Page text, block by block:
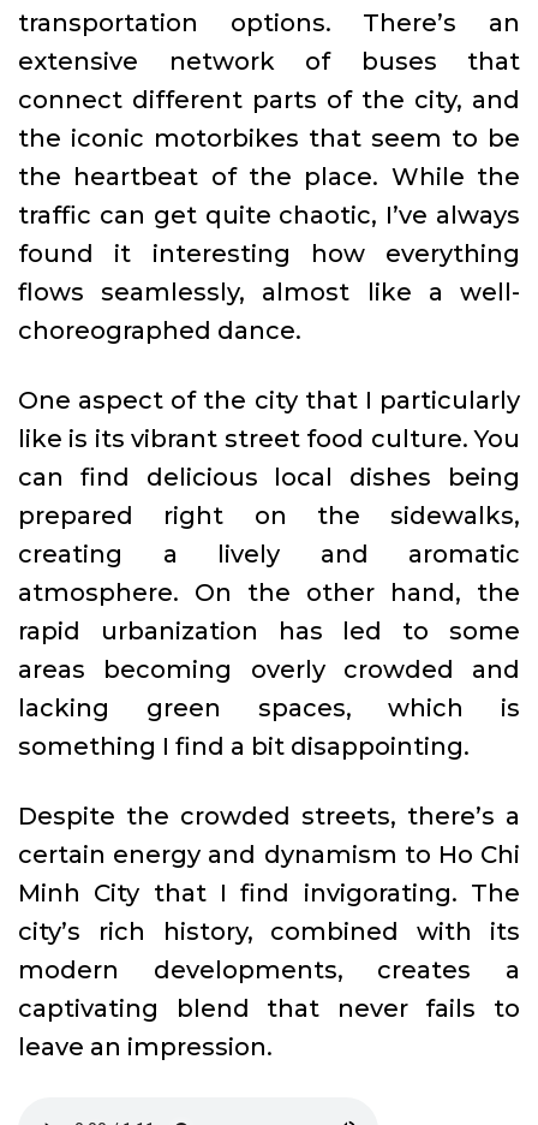
transportation options. There’s an
extensive network of buses that
connect different parts of the city, and
the iconic motorbikes that seem to be
the heartbeat of the place. While the
traffic can get quite chaotic, I’ve always
found it interesting how everything
flows seamlessly, almost like a well-
choreographed dance.
One aspect of the city that I particularly
like is its vibrant street food culture. You
can find delicious local dishes being
prepared right on the sidewalks,
creating a lively and aromatic
atmosphere. On the other hand, the
rapid urbanization has led to some
areas becoming overly crowded and
lacking green spaces, which is
something I find a bit disappointing.
Despite the crowded streets, there’s a
certain energy and dynamism to Ho Chi
Minh City that I find invigorating. The
city’s rich history, combined with its
modern developments, creates a
captivating blend that never fails to
leave an impression.